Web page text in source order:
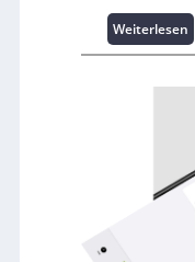
Weiterlesen:
K
r
f